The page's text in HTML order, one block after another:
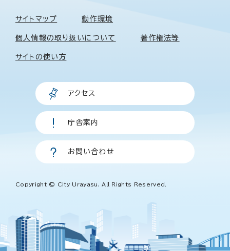
サイトマップ 動作環境
個人情報の取り扱いについて 著作権法等
サイトの使い方
アクセス
庁舎案内
お問い合わせ
Copyright © City Urayasu, All Rights Reserved.